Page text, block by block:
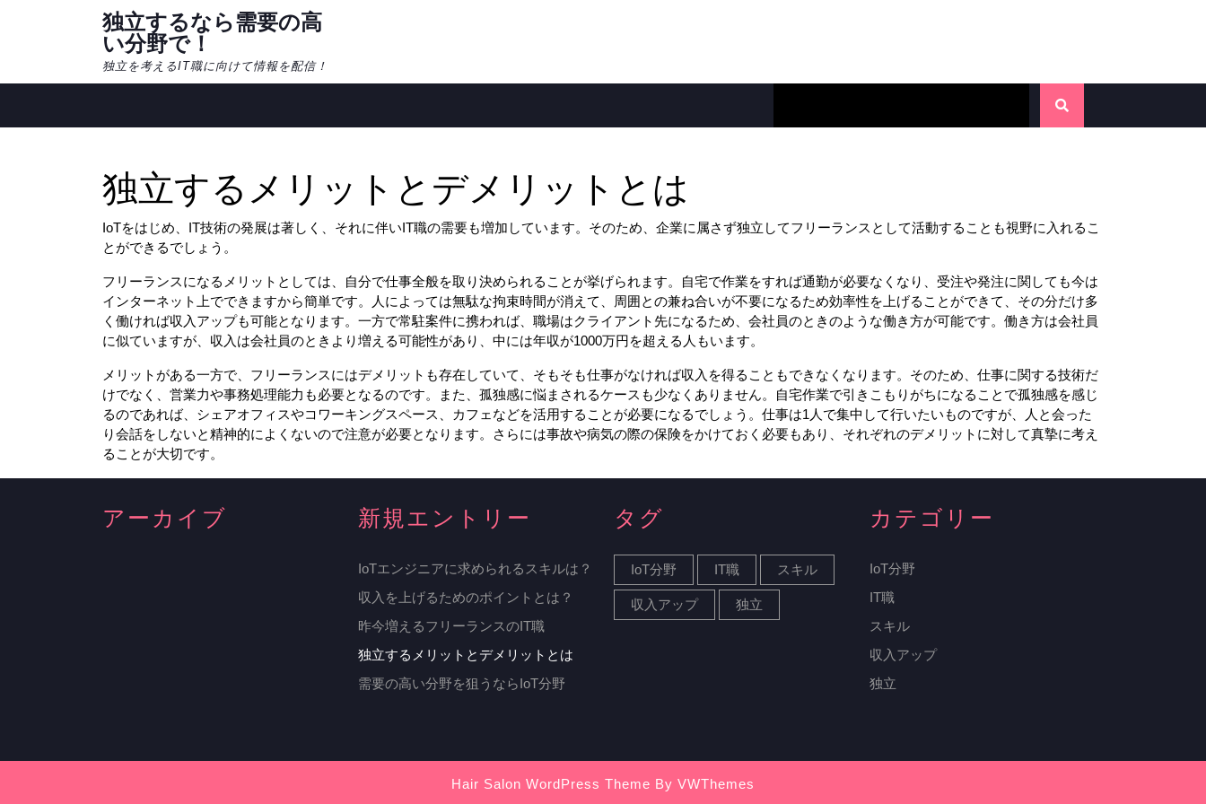
独立するなら需要の高
い分野で！
独立を考えるIT職に向けて情報を配信！
独立するメリットとデメリットとは
IoTをはじめ、IT技術の発展は著しく、それに伴いIT職の需要も増加しています。そのため、企業に属さず独立してフリーランスとして活動することも視野に入れるこ
とができるでしょう。
フリーランスになるメリットとしては、自分で仕事全般を取り決められることが挙げられます。自宅で作業をすれば通勤が必要なくなり、受注や発注に関しても今は
インターネット上でできますから簡単です。人によっては無駄な拘束時間が消えて、周囲との兼ね合いが不要になるため効率性を上げることができて、その分だけ多
く働ければ収入アップも可能となります。一方で常駐案件に携われば、職場はクライアント先になるため、会社員のときのような働き方が可能です。働き方は会社員
に似ていますが、収入は会社員のときより増える可能性があり、中には年収が1000万円を超える人もいます。
メリットがある一方で、フリーランスにはデメリットも存在していて、そもそも仕事がなければ収入を得ることもできなくなります。そのため、仕事に関する技術だ
けでなく、営業力や事務処理能力も必要となるのです。また、孤独感に悩まされるケースも少なくありません。自宅作業で引きこもりがちになることで孤独感を感じ
るのであれば、シェアオフィスやコワーキングスペース、カフェなどを活用することが必要になるでしょう。仕事は1人で集中して行いたいものですが、人と会った
り会話をしないと精神的によくないので注意が必要となります。さらには事故や病気の際の保険をかけておく必要もあり、それぞれのデメリットに対して真摯に考え
ることが大切です。
アーカイブ 新規エントリー
IoTエンジニアに求められるスキルは？
収入を上げるためのポイントとは？
昨今増えるフリーランスのIT職
独立するメリットとデメリットとは
需要の高い分野を狙うならIoT分野
タグ
IoT分野 IT職 スキル
収入アップ 独立
カテゴリー
IoT分野
IT職
スキル
収入アップ
独立
Hair Salon WordPress Theme By VWThemes